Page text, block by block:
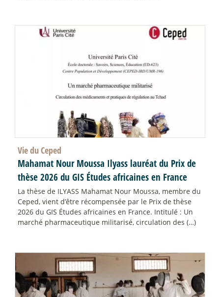
Vie du Ceped
Mahamat Nour Moussa Ilyass lauréat du Prix de
thèse 2026 du GIS Études africaines en France
La thèse de ILYASS Mahamat Nour Moussa, membre du
Ceped, vient d’être récompensée par le Prix de thèse
2026 du GIS Études africaines en France. Intitulé : Un
marché pharmaceutique militarisé, circulation des (…)